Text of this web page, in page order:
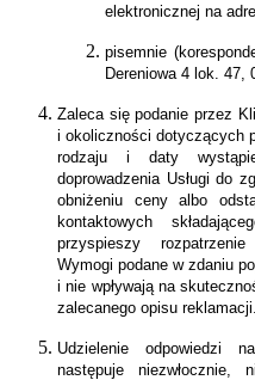
elektronicznej na
pisemnie
Dereniowa 4 lok. 47,
Zaleca się podanie przez
i okoliczności dotyczących
rodzaju i daty
doprowadzenia Usługi do
obniżeniu ceny albo
kontaktowych
przyspieszy
Wymogi podane w zdaniu
i nie wpływają na
zalecanego opisu reklamacji.
Udzielenie odpowiedzi
następuje